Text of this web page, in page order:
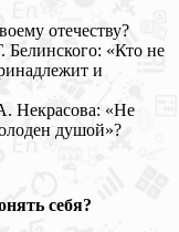
отечеству?
«Кто не
и
Некрасова: «Не
душой»?
себя?